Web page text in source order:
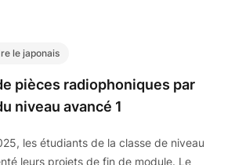
le japonais
pièces radiophoniques par
niveau avancé 1
les étudiants de la classe de niveau
leurs projets de fin de module. Le